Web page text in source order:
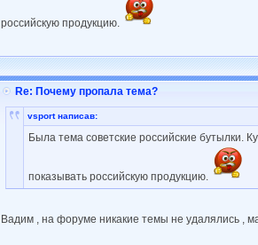
российскую продукцию.
Re: Почему пропала тема?
vsport написав:
Была тема советские российские
показывать российскую продукцию.
Вадим , на форуме никакие темы не удалялись ,